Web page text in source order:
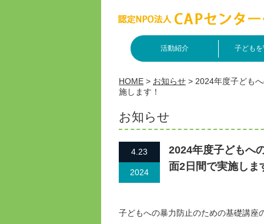
活動紹介 子どもを
HOME > お知らせ > 2024年度子ども
施します！
お知らせ
4.23
2024
2024年度子どもへ
面2日間で実施しま
子どもへの暴力防止のための基礎講座